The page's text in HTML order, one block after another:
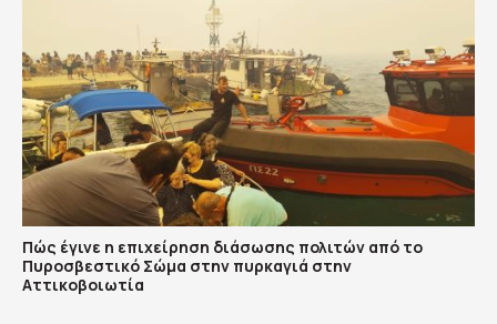
Πώς έγινε η επιχείρηση διάσωσης πολιτών από το
Πυροσβεστικό Σώμα στην πυρκαγιά στην
Αττικοβοιωτία